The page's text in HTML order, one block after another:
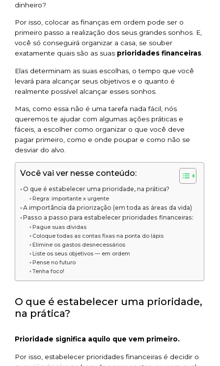
dinheiro?
Por isso, colocar as finanças em ordem pode ser o
primeiro passo a realização dos seus grandes sonhos. E,
você só conseguirá organizar a casa, se souber
exatamente quais são as suas prioridades financeiras
Elas determinam as suas escolhas, o tempo que você
levará para alcançar seus objetivos e o quanto é
realmente possível alcançar esses sonhos.
Mas, como essa não é uma tarefa nada fácil, nós
queremos te ajudar com algumas ações práticas e
fáceis, a escolher como organizar o que você deve
pagar primeiro, como e onde poupar e como não se
desviar do alvo.
Você vai ver nesse conteúdo:
O que é estabelecer uma prioridade, na prática?
Regra: importante x urgente
A importância da priorização (em toda as áreas da vida)
Passo a passo para estabelecer prioridades financeiras:
Pague suas dívidas
Coloque todas as contas fixas na ponta do lápis
Elimine os gastos desnecessários
Liste os seus objetivos — em ordem
Pense no futuro
Tenha foco!
O que é estabelecer uma prioridade,
na prática?
Prioridade significa aquilo que vem primeiro.
Por isso, estabelecer prioridades financeiras é decidir o